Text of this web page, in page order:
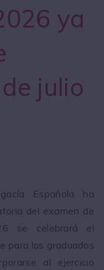
ya
julio
Española ha
del examen de
se celebrará el
para los graduados
al ejercicio